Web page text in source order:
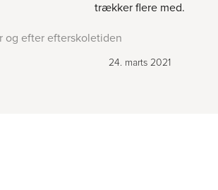
og efter efterskoletiden
trækker flere med.
24. marts 2021